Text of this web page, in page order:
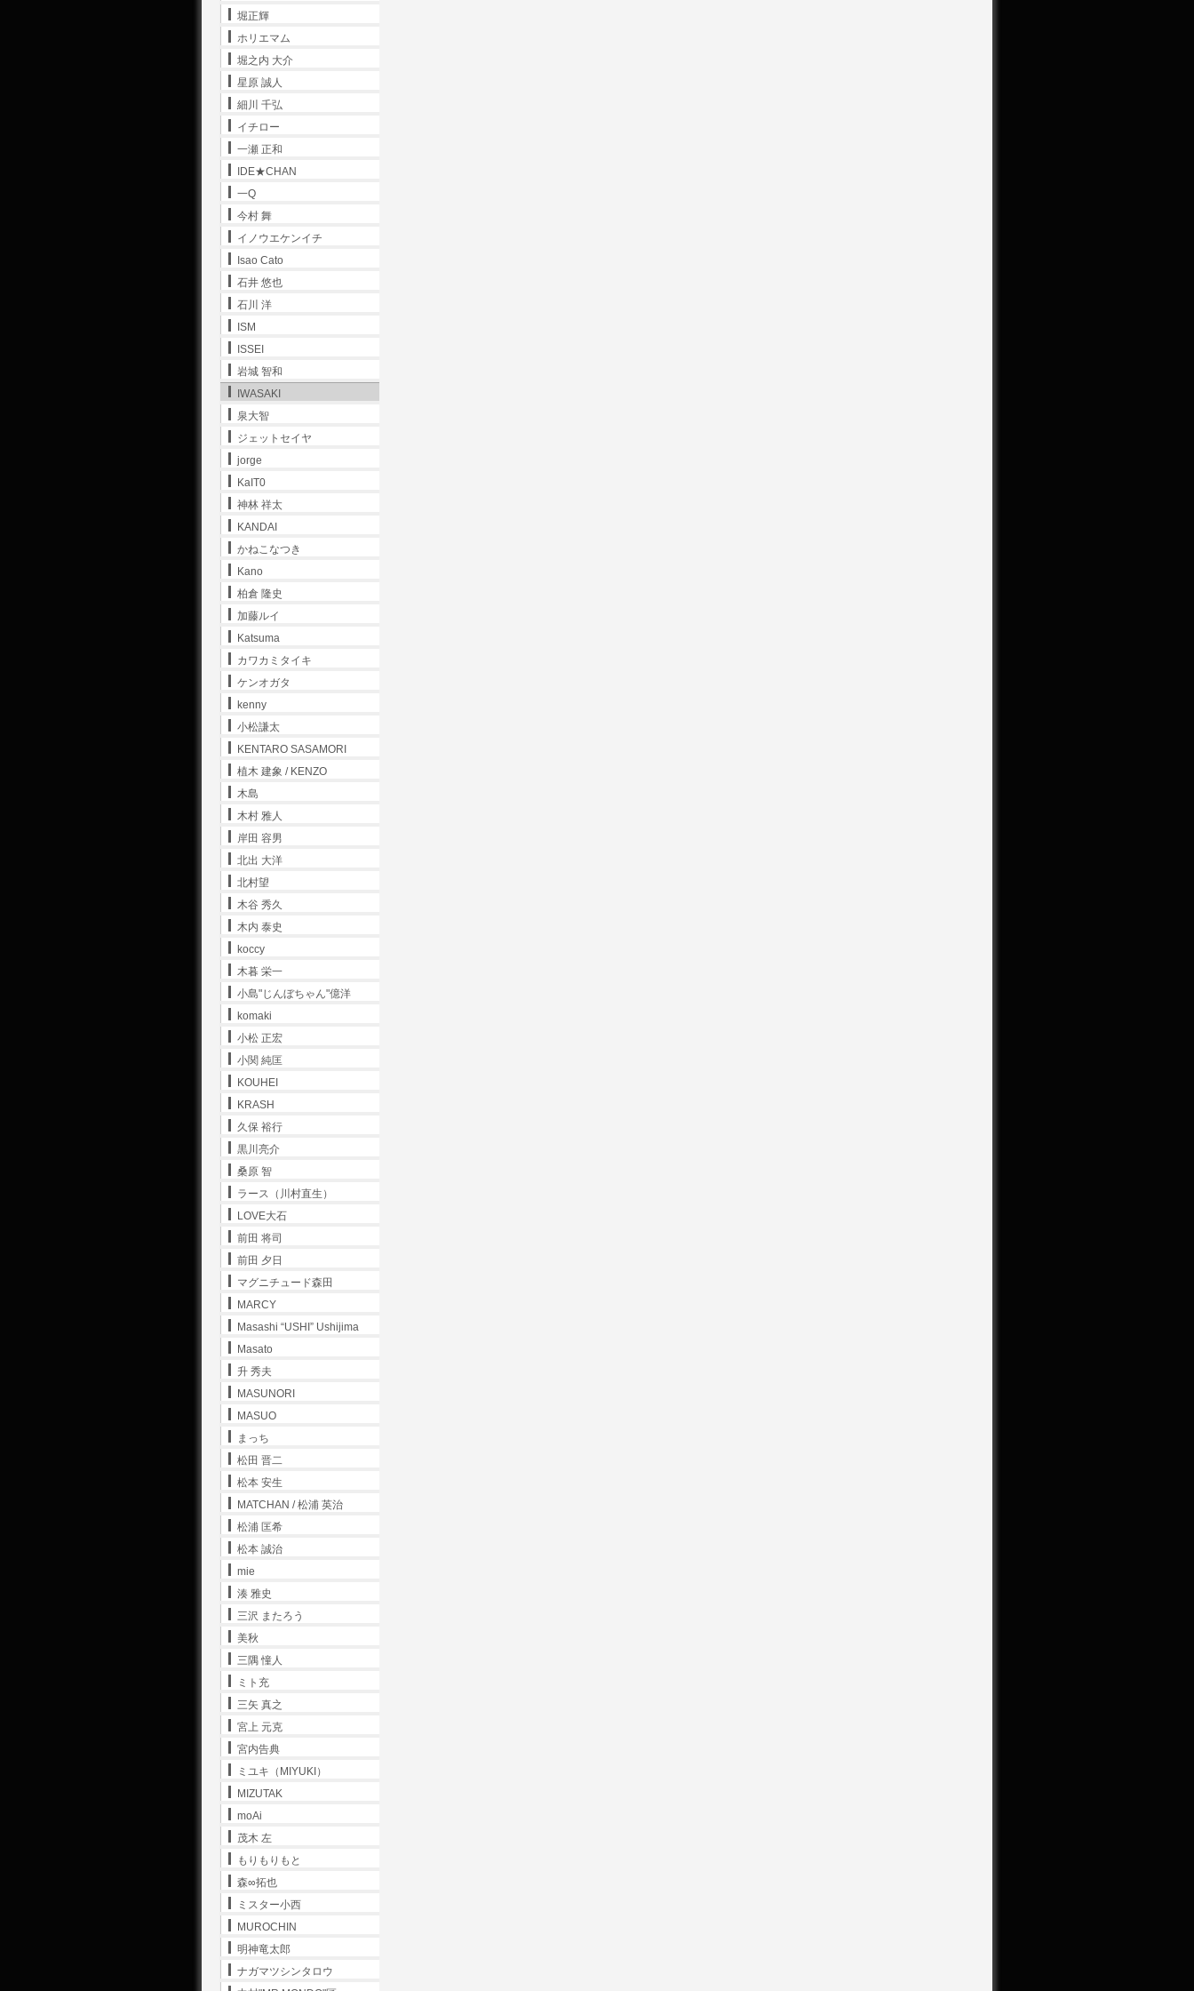
堀正輝
ホリエマム
堀之内 大介
星原 誠人
細川 千弘
イチロー
一瀬 正和
IDE★CHAN
一Q
今村 舞
イノウエケンイチ
Isao Cato
石井 悠也
石川 洋
ISM
ISSEI
岩城 智和
IWASAKI
泉大智
ジェットセイヤ
jorge
KaIT0
神林 祥太
KANDAI
かねこなつき
Kano
柏倉 隆史
加藤ルイ
Katsuma
カワカミタイキ
ケンオガタ
kenny
小松謙太
KENTARO SASAMORI
植木 建象 / KENZO
木島
木村 雅人
岸田 容男
北出 大洋
北村望
木谷 秀久
木内 泰史
koccy
木暮 栄一
小島"じんぼちゃん"億洋
komaki
小松 正宏
小関 純匡
KOUHEI
KRASH
久保 裕行
黒川亮介
桑原 智
ラース（川村直生）
LOVE大石
前田 将司
前田 夕日
マグニチュード森田
MARCY
Masashi “USHI” Ushijima
Masato
升 秀夫
MASUNORI
MASUO
まっち
松田 晋二
松本 安生
MATCHAN / 松浦 英治
松浦 匡希
松本 誠治
mie
湊 雅史
三沢 またろう
美秋
三隅 憧人
ミト充
三矢 真之
宮上 元克
宮内告典
ミユキ（MIYUKI）
MIZUTAK
moAi
茂木 左
もりもりもと
森∞拓也
ミスター小西
MUROCHIN
明神竜太郎
ナガマツシンタロウ